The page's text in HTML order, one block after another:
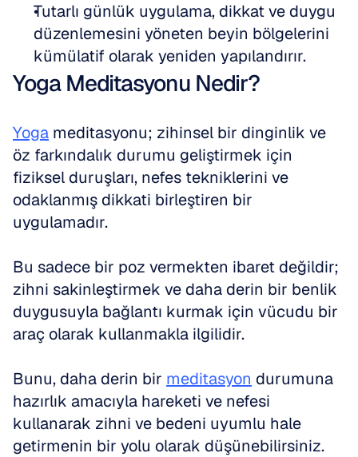
Tutarlı günlük uygulama, dikkat ve duygu
düzenlemesini yöneten beyin bölgelerini
kümülatif olarak yeniden yapılandırır.
Yoga Meditasyonu Nedir?
Yoga meditasyonu; zihinsel bir dinginlik ve
öz farkındalık durumu geliştirmek için
fiziksel duruşları, nefes tekniklerini ve
odaklanmış dikkati birleştiren bir
uygulamadır.
Bu sadece bir poz vermekten ibaret değildir;
zihni sakinleştirmek ve daha derin bir benlik
duygusuyla bağlantı kurmak için vücudu bir
araç olarak kullanmakla ilgilidir.
Bunu, daha derin bir meditasyon durumuna
hazırlık amacıyla hareketi ve nefesi
kullanarak zihni ve bedeni uyumlu hale
getirmenin bir yolu olarak düşünebilirsiniz.